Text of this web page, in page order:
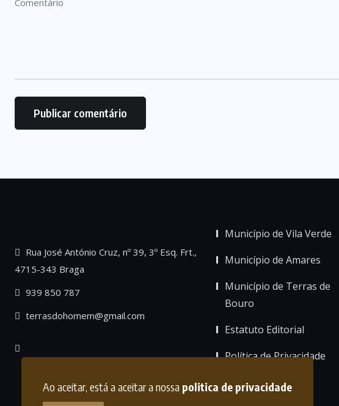
Ao aceitar, está a aceitar a nossa politica de privacidade
Rua José António Cruz, nº 39, 3º Esq. Frt.,
4715-343 Braga
939 850 787
terrasdohomem@gmail.com
Município de Vila Verde
Município de Amares
Município de Terras de
Bouro
Estatuto Editorial
Política de Privacidade